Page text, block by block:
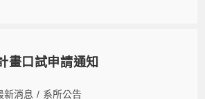
畫口試申請通知
新消息 / 系所公告